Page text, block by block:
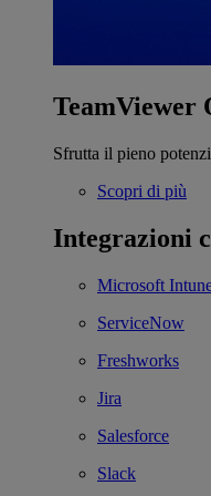
TeamViewer
Sfrutta il pieno
Scopri di più
Integrazioni
Microsoft
ServiceNow
Freshworks
Jira
Salesforce
Slack